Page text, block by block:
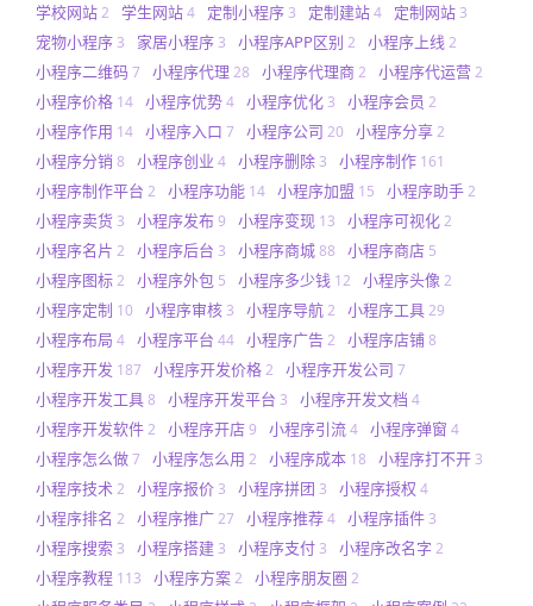
学校网站2 学生网站4 定制小程序 3 定制建站4 定制网站 3
宠物小程序 3 家居小程序 3 小程序APP区别 2 小程序上线 2
小程序二维码7 小程序代理 28 小程序代理商2 小程序代运营2
小程序价格 14 小程序优势4 小程序优化 3 小程序会员 2
小程序作用 14 小程序入口 7 小程序公司 20 小程序分享2
小程序分销 8 小程序创业 4 小程序删除 3 小程序制作 161
小程序制作平台 2 小程序功能 14 小程序加盟 15 小程序助手2
小程序卖货 3 小程序发布9 小程序变现 13 小程序可视化2
小程序名片 2 小程序后台 3 小程序商城88 小程序商店 5
小程序图标2 小程序外包 5 小程序多少钱 12 小程序头像 2
小程序定制 10 小程序审核 3 小程序导航2 小程序工具29
小程序布局 4 小程序平台 44 小程序广告2 小程序店铺8
小程序开发 187 小程序开发价格2 小程序开发公司 7
小程序开发工具8 小程序开发平台 3 小程序开发文档 4
小程序开发软件2 小程序开店9 小程序引流4 小程序弹窗 4
小程序怎么做7 小程序怎么用 2 小程序成本 18 小程序打不开 3
小程序技术2 小程序报价 3 小程序拼团 3 小程序授权 4
小程序排名 2 小程序推广27 小程序推荐4 小程序插件 3
小程序搜索 3 小程序搭建 3 小程序支付 3 小程序改名字 2
小程序教程 113 小程序方案2 小程序朋友圈 2